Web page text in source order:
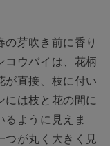
芽吹き前に香り
コウバイは、花柄
が直接、枝に付い
には枝と花の間に
ように見えま
つが丸く大きく見